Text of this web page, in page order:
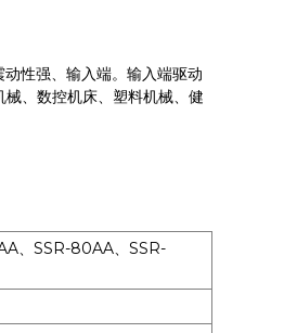
性强、输入端。输入端驱动
、数控机床、塑料机械、健
、SSR-80AA、SSR-